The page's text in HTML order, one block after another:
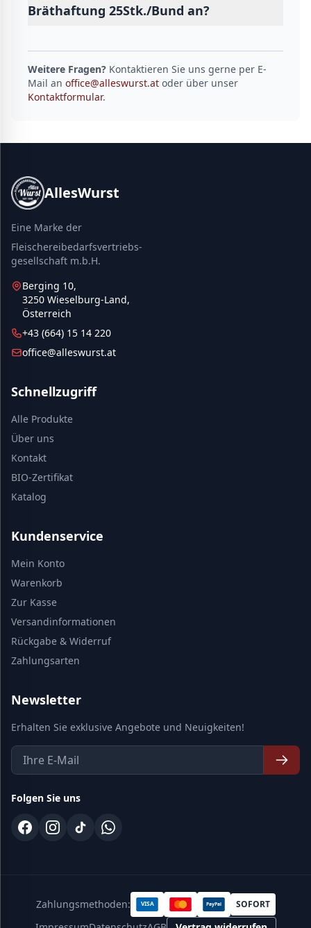
Bräthaftung 25Stk./Bund an?
Weitere Fragen? Kontaktieren Sie uns gerne per E-
Mail an office@alleswurst.at oder über unser
Kontaktformular.
AllesWurst
Eine Marke der
Fleischereibedarfsvertriebs-
gesellschaft m.b.H.
Berging 10,
3250 Wieselburg-Land,
Österreich
+43 (664) 15 14 220
office@alleswurst.at
Schnellzugriff
Alle Produkte
Über uns
Kontakt
BIO-Zertifikat
Katalog
Kundenservice
Mein Konto
Warenkorb
Zur Kasse
Versandinformationen
Rückgabe & Widerruf
Zahlungsarten
Newsletter
Erhalten Sie exklusive Angebote und Neuigkeiten!
Folgen Sie uns
Zahlungsmethoden: VISA PayPal SOFORT